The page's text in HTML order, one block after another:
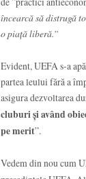
încearcă să distrugă
o piață liberă.”
Evident, UEFA s-a
partea leului fără a
asigura dezvoltarea
cluburi și având
pe merit”.
Vedem din nou cum